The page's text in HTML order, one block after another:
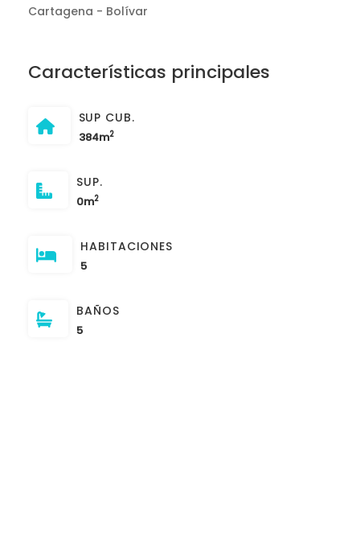
Cartagena - Bolívar
Características principales
SUP CUB.
384m2
SUP.
0m2
HABITACIONES
5
BAÑOS
5